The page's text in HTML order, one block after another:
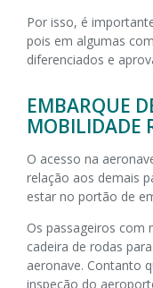
Por isso, é i
pois em algumas
diferenciados e
EMBARQUE
MOBILIDADE
O acesso na
relação aos demais
estar no portão de
Os passageiros com
cadeira de rodas
aeronave. Contanto
inspeção do